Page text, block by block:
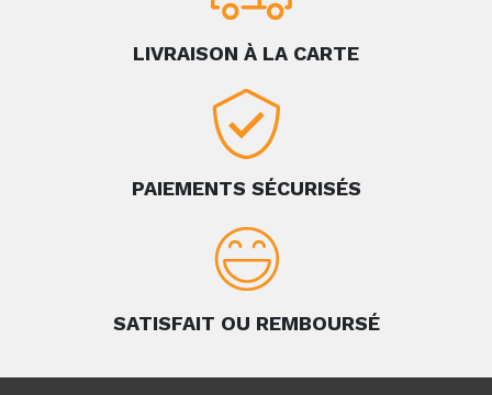
LIVRAISON À LA CARTE
PAIEMENTS SÉCURISÉS
SATISFAIT OU REMBOURSÉ